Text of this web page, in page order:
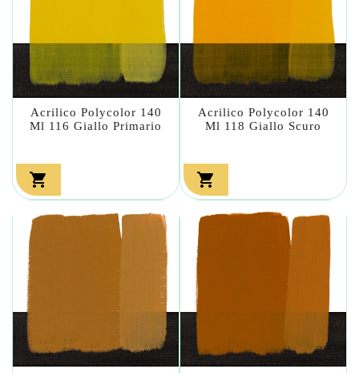
Acrilico Polycolor 140
Ml 116 Giallo Primario

Acrilico Polycolor 140
Ml 118 Giallo Scuro
